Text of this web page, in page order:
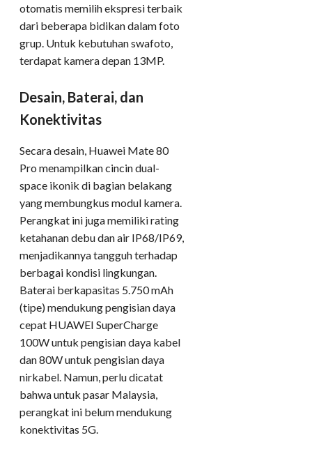
otomatis memilih ekspresi terbaik
dari beberapa bidikan dalam foto
grup. Untuk kebutuhan swafoto,
terdapat kamera depan 13MP.
Desain, Baterai, dan
Konektivitas
Secara desain, Huawei Mate 80
Pro menampilkan cincin dual-
space ikonik di bagian belakang
yang membungkus modul kamera.
Perangkat ini juga memiliki rating
ketahanan debu dan air IP68/IP69,
menjadikannya tangguh terhadap
berbagai kondisi lingkungan.
Baterai berkapasitas 5.750 mAh
(tipe) mendukung pengisian daya
cepat HUAWEI SuperCharge
100W untuk pengisian daya kabel
dan 80W untuk pengisian daya
nirkabel. Namun, perlu dicatat
bahwa untuk pasar Malaysia,
perangkat ini belum mendukung
konektivitas 5G.